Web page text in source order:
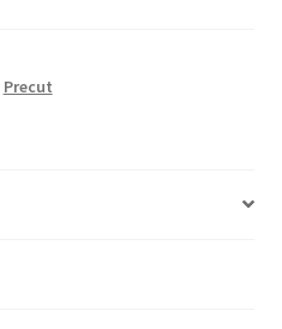
Precut